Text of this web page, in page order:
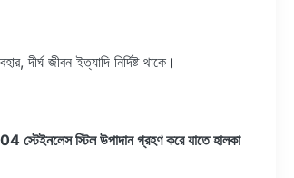
দীর্ঘ জীবন ইত্যাদি নির্দিষ্ট থাকে।
স্টেইনলেস স্টিল উপাদান গ্রহণ করে যাতে হালকা